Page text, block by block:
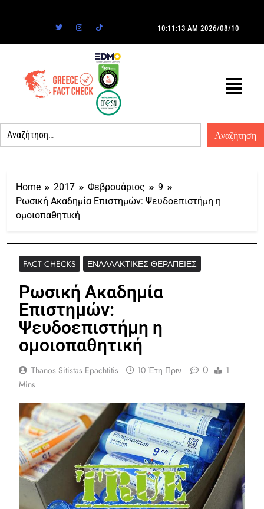
10:11:13 AM 2026/08/10
Home 2017 Φεβρουάριος
9
Ρωσική Ακαδημία Επιστημών: Ψευδοεπιστήμη η
ομοιοπαθητική
FACT CHECKS ΕΝΑΛΛΑΚΤΙΚΈΣ ΘΕΡΑΠΕΊΕΣ
Ρωσική Ακαδημία
Επιστημών:
Ψευδοεπιστήμη η
ομοιοπαθητική
Thanos Sitistas Epachtitis 10 Έτη Πριν 0
1
Mins